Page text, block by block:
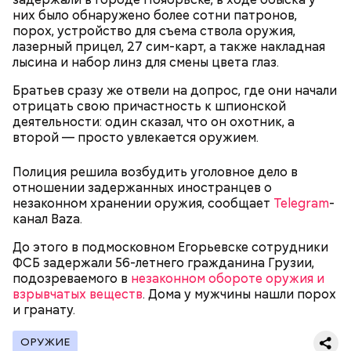
них было обнаружено более сотни патронов,
порох, устройство для съема ствола оружия,
лазерный прицел, 27 сим-карт, а также накладная
лысина и набор линз для смены цвета глаз.
Братьев сразу же отвели на допрос, где они начали
отрицать свою причастность к шпионской
деятельности: один сказал, что он охотник, а
второй — просто увлекается оружием.
Полиция решила возбудить уголовное дело в
отношении задержанных иностранцев о
незаконном хранении оружия, сообщает Telegram-
канал Baza.
До этого в подмосковном Егорьевске сотрудники
ФСБ задержали 56-летнего гражданина Грузии,
подозреваемого в незаконном обороте оружия и
взрывчатых веществ. Дома у мужчины нашли порох
и гранату.
ОРУЖИЕ
Как идет расследование